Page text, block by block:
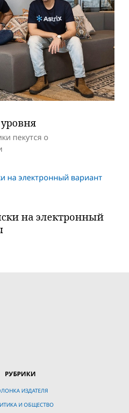
пекутся о
на электронный
РУБРИКИ
ИЗДАТЕЛЯ
И ОБЩЕСТВО